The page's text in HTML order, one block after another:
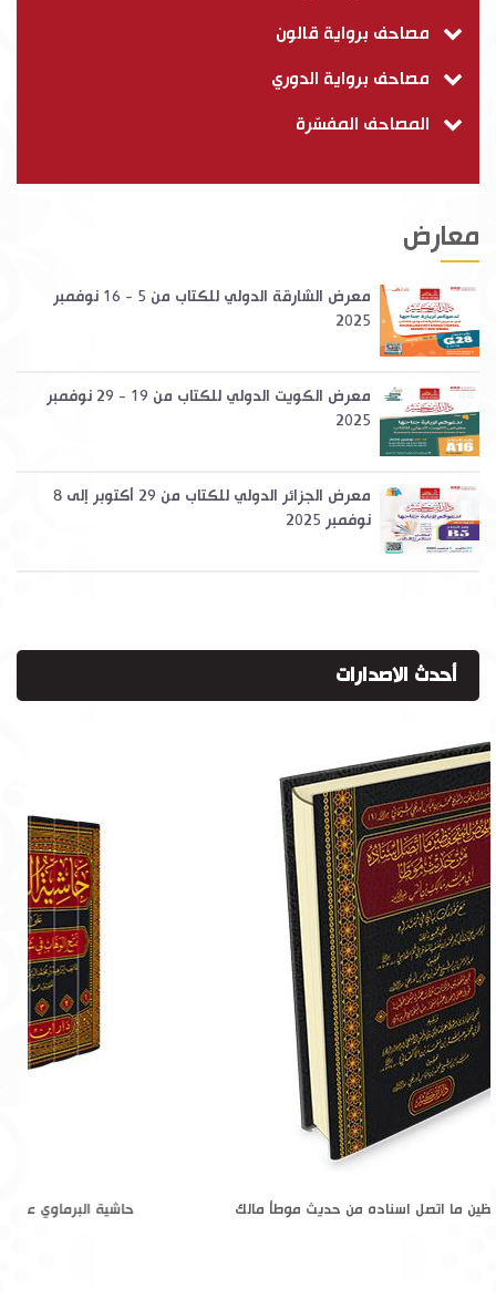
مصاحف برواية قالون
مصاحف برواية الدوري
المصاحف المفسّرة
معارض
معرض الشارقة الدولي للكتاب من 5 - 16 نوفمبر
2025
معرض الكويت الدولي للكتاب من 19 - 29 نوفمبر
2025
معرض الجزائر الدولي للكتاب من 29 أكتوبر إلى 8
نوفمبر 2025
أحدث الاصدارات
الملخص للمتحفظين ما اتصل اسناده من حديث موطأ مالك